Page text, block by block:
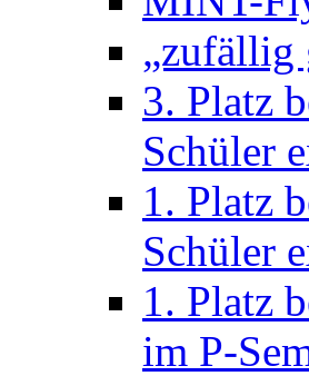
„zufällig
3. Platz
Schüler
1. Platz
Schüler
1. Platz
im P-